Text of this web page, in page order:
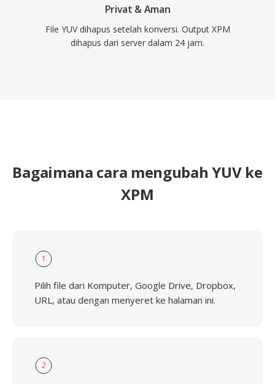
Privat & Aman
File YUV dihapus setelah konversi. Output XPM
dihapus dari server dalam 24 jam.
Bagaimana cara mengubah YUV ke
XPM
1
Pilih file dari Komputer, Google Drive, Dropbox,
URL, atau dengan menyeret ke halaman ini.
2